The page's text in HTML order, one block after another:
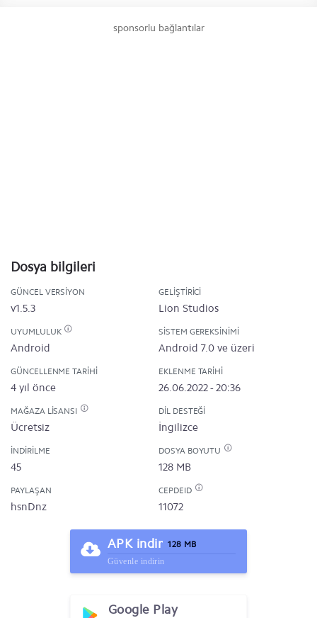
sponsorlu bağlantılar
Dosya bilgileri
GÜNCEL VERSIYON
v1.5.3
GELIŞTIRICI
Lion Studios
UYUMLULUK
Android
SISTEM GEREKSINIMI
Android 7.0 ve üzeri
GÜNCELLENME TARIHI
4 yıl önce
EKLENME TARIHI
26.06.2022 - 20:36
MAĞAZA LISANSI
Ücretsiz
DIL DESTEĞI
İngilizce
İNDIRILME
45
DOSYA BOYUTU
128 MB
PAYLAŞAN
hsnDnz
CEPDEID
11072
APK indir 128 MB
Güvenle indirin
Google Play